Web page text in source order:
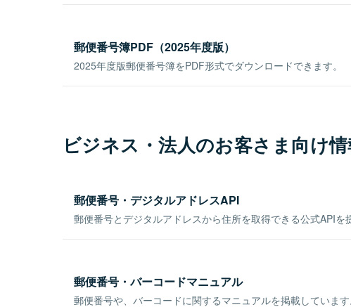
郵便番号簿PDF（2025年度版）
2025年度版郵便番号簿をPDF形式でダウンロードできます。
ビジネス・法人のお客さま向け
郵便番号・デジタルアドレスAPI
郵便番号とデジタルアドレスから住所を取得できる公式APIを
郵便番号・バーコードマニュアル
郵便番号や、バーコードに関するマニュアルを掲載しています